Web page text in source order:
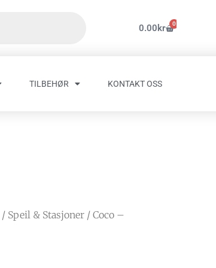
0.00kr 0
Handlekurv
TILBEHØR KONTAKT OSS
/ Speil & Stasjoner / Coco –